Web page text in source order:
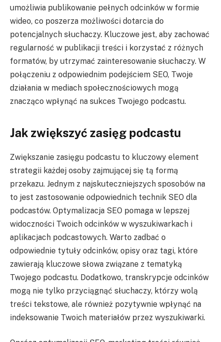
umożliwia publikowanie pełnych odcinków w formie
wideo, co poszerza możliwości dotarcia do
potencjalnych słuchaczy. Kluczowe jest, aby zachować
regularność w publikacji treści i korzystać z różnych
formatów, by utrzymać zainteresowanie słuchaczy. W
połączeniu z odpowiednim podejściem SEO, Twoje
działania w mediach społecznościowych mogą
znacząco wpłynąć na sukces Twojego podcastu.
Jak zwiększyć zasięg podcastu
Zwiększanie zasięgu podcastu to kluczowy element
strategii każdej osoby zajmującej się tą formą
przekazu. Jednym z najskuteczniejszych sposobów na
to jest zastosowanie odpowiednich technik SEO dla
podcastów. Optymalizacja SEO pomaga w lepszej
widoczności Twoich odcinków w wyszukiwarkach i
aplikacjach podcastowych. Warto zadbać o
odpowiednie tytuły odcinków, opisy oraz tagi, które
zawierają kluczowe słowa związane z tematyką
Twojego podcastu. Dodatkowo, transkrypcje odcinków
mogą nie tylko przyciągnąć słuchaczy, którzy wolą
treści tekstowe, ale również pozytywnie wpłynąć na
indeksowanie Twoich materiałów przez wyszukiwarki.